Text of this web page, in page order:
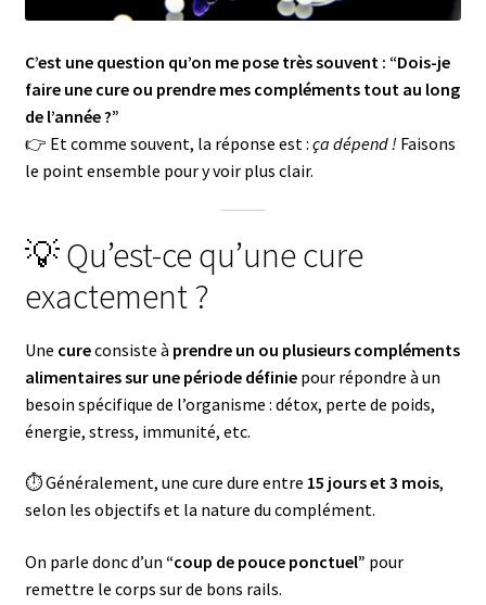
C’est une question qu’on me pose très souvent : “Dois-je
faire une cure ou prendre mes compléments tout au long
de l’année ?”
👉 Et comme souvent, la réponse est : ça dépend ! Faisons
le point ensemble pour y voir plus clair.
💡 Qu’est-ce qu’une cure
exactement ?
Une cureconsiste à prendre un ou plusieurs compléments
alimentaires sur une période définiepour répondre à un
besoin spécifique de l’organisme : détox, perte de poids,
énergie, stress, immunité, etc.
⏱ Généralement, une cure dure entre 15 jours et 3 mois,
selon les objectifs et la nature du complément.
On parle donc d’un “coup de pouce ponctuel” pour
remettre le corps sur de bons rails.